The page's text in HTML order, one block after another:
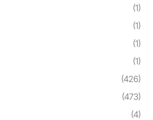
(1)
(1)
(1)
(1)
(426)
(473)
(4)